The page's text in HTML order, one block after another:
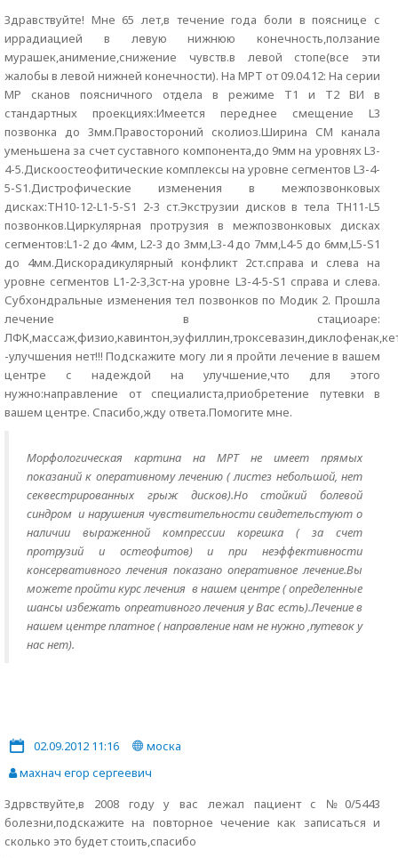
Здравствуйте! Мне 65 лет,в течение года боли в пояснице с
иррадиацией в левую нижнюю конечность,ползание
мурашек,анимение,снижение чувств.в левой стопе(все эти
жалобы в левой нижней конечности). На МРТ от 09.04.12: На серии
МР сканов поясничного отдела в режиме T1 и T2 ВИ в
стандартных проекциях:Имеется переднее смещение L3
позвонка до 3мм.Правостороний сколиоз.Ширина СМ канала
уменьшена за счет суставного компонента,до 9мм на уровнях L3-
4-5.Дискоостеофитические комплексы на уровне сегментов L3-4-
5-S1.Дистрофические изменения в межпозвонковых
дисках:TH10-12-L1-5-S1 2-3 ст.Экструзии дисков в тела TH11-L5
позвонков.Циркулярная протрузия в межпозвонковых дисках
сегментов:L1-2 до 4мм, L2-3 до 3мм,L3-4 до 7мм,L4-5 до 6мм,L5-S1
до 4мм.Дискорадикулярный конфликт 2ст.справа и слева на
уровне сегментов L1-2-3,3ст-на уровне L3-4-5-S1 справа и слева.
Субхондральные изменения тел позвонков по Модик 2. Прошла
лечение в стациоаре:
-улучшения нет!!! Подскажите могу ли я пройти лечение в вашем
центре с надеждой на улучшение,что для этого
нужно:направление от специалиста,приобретение путевки в
вашем центре. Спасибо,жду ответа.Помогите мне.
Морфологическая картина на МРТ не имеет прямых
показаний к оперативному лечению ( листез небольшой, нет
секвестрированных грыж дисков).Но стойкий болевой
синдром и нарушения чувствительности свидетельстуют о
наличии выраженной компрессии корешка ( за счет
протрузий и остеофитов) и при неэффективности
консервативного лечения показано оперативное лечение.Вы
можете пройти курс лечения в нашем центре ( определенные
шансы избежать опреативного лечения у Вас есть).Лечение в
нашем центре платное ( направление нам не нужно ,путевок у
нас нет).
02.09.2012 11:16
моска
махнач егор сергеевич
Здрвствуйте,в 2008 году у вас лежал пациент с №0/5443
болезни,подскажите на повторное чечение как записаться и
сколько это будет стоить,спасибо